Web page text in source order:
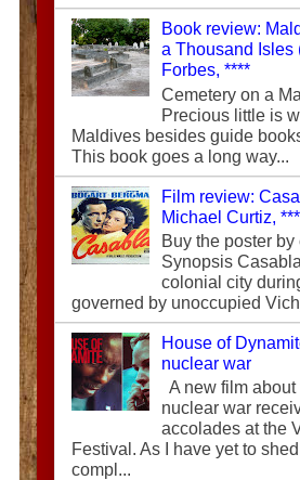
Book review:
a Thousand Isles
Forbes, ****
Cemetery on a
Precious little is
Maldives besides guide
This book goes a long way...
Film review:
Michael Curtiz,
Buy the poster
Synopsis
colonial city
governed by unoccupied
House of
nuclear war
A new film
nuclear war
accolades at the
Festival. As I have yet to
compl...